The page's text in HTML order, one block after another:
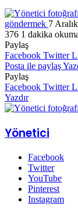
göndermek 7
376 1 dakika
Paylaş
Facebook Twitter
Posta ile paylaş
Paylaş
Facebook Twitter
Yazdır
Yönetici
Facebook
Twitter
YouTube
Pinterest
Instagram